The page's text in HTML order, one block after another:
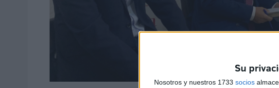
Su
Nosotros y nuestros 1733 socios